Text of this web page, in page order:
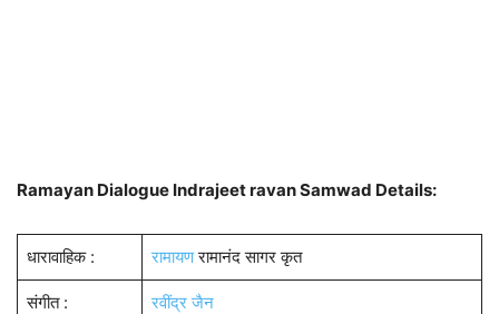
Ramayan Dialogue Indrajeet ravan Samwad Details:
धारावाहिक : रामायणरामानंद सागर कृत
संगीत : रवींद्र जैन